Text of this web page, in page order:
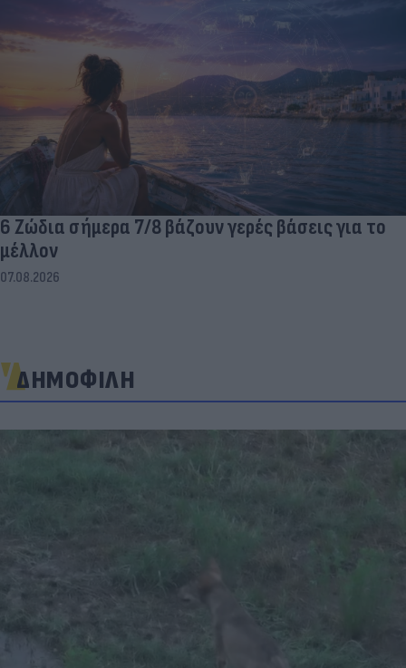
6 Ζώδια σήμερα 7/8 βάζουν γερές βάσεις για το
μέλλον
07.08.2026
ΔΗΜΟΦΙΛΗ